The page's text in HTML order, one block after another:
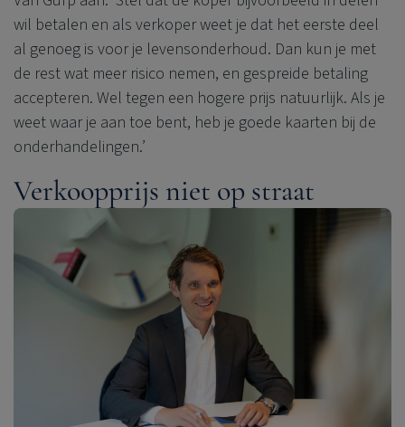
wil betalen en als verkoper weet je dat het eerste deel
al genoeg is voor je levensonderhoud. Dan kun je met
de rest wat meer risico nemen, en gespreide betaling
accepteren. Wel tegen een hogere prijs natuurlijk. Als je
weet waar je aan toe bent, heb je goede kaarten bij de
onderhandelingen.’
Verkoopprijs niet op straat